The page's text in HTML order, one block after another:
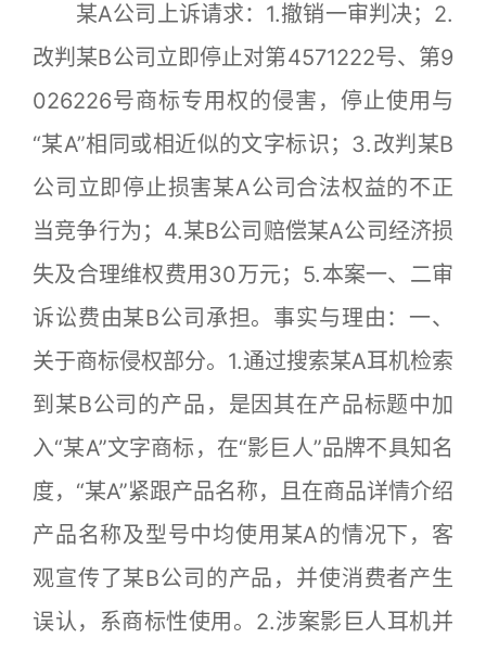
某A公司上诉请求：1.撤销一审判决；2.
改判某B公司立即停止对第4571222号、第9
026226号商标专用权的侵害，停止使用与
“某A”相同或相近似的文字标识；3.改判某B
公司立即停止损害某A公司合法权益的不正
当竞争行为；4.某B公司赔偿某A公司经济损
失及合理维权费用30万元；5.本案一、二审
诉讼费由某B公司承担。事实与理由：一、
关于商标侵权部分。1.通过搜索某A耳机检索
到某B公司的产品，是因其在产品标题中加
入“某A”文字商标，在“影巨人”品牌不具知名
度，“某A”紧跟产品名称，且在商品详情介绍
产品名称及型号中均使用某A的情况下，客
观宣传了某B公司的产品，并使消费者产生
误认，系商标性使用。2.涉案影巨人耳机并